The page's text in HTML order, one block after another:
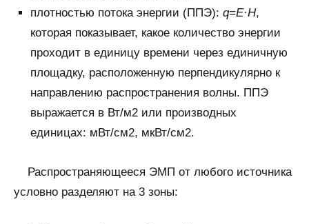
плотностью потока энергии (ППЭ): q=E·H,
которая показывает, какое количество энергии
проходит в единицу времени через единичную
площадку, расположенную перпендикулярно к
направлению распространения волны. ППЭ
выражается в Вт/м2 или производных
единицах: мВт/см2, мкВт/см2.
Распространяющееся ЭМП от любого источника
условно разделяют на 3 зоны: